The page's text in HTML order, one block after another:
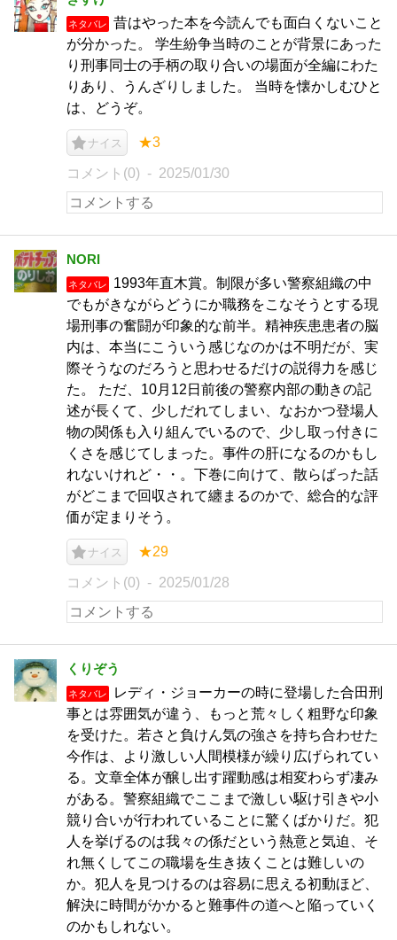
ネタバレ
昔はやった本を今読んでも面白くないこと
が分かった。 学生紛争当時のことが背景にあった
り刑事同士の手柄の取り合いの場面が全編にわた
りあり、うんざりしました。 当時を懐かしむひと
は、どうぞ。
ナイス ★3
コメント(0) 2025/01/30
NORI
ネタバレ
1993年直木賞。制限が多い警察組織の中
でもがきながらどうにか職務をこなそうとする現
場刑事の奮闘が印象的な前半。精神疾患患者の脳
内は、本当にこういう感じなのかは不明だが、実
際そうなのだろうと思わせるだけの説得力を感じ
た。 ただ、10月12日前後の警察内部の動きの記
述が長くて、少しだれてしまい、なおかつ登場人
物の関係も入り組んでいるので、少し取っ付きに
くさを感じてしまった。事件の肝になるのかもし
れないけれど・・。下巻に向けて、散らばった話
がどこまで回収されて纏まるのかで、総合的な評
価が定まりそう。
ナイス ★29
コメント(0) 2025/01/28
くりぞう
ネタバレ
レディ・ジョーカーの時に登場した合田刑
事とは雰囲気が違う、もっと荒々しく粗野な印象
を受けた。若さと負けん気の強さを持ち合わせた
今作は、より激しい人間模様が繰り広げられてい
る。文章全体が醸し出す躍動感は相変わらず凄み
がある。警察組織でここまで激しい駆け引きや小
競り合いが行われていることに驚くばかりだ。犯
人を挙げるのは我々の係だという熱意と気迫、そ
れ無くしてこの職場を生き抜くことは難しいの
か。犯人を見つけるのは容易に思える初動ほど、
解決に時間がかかると難事件の道へと陥っていく
のかもしれない。